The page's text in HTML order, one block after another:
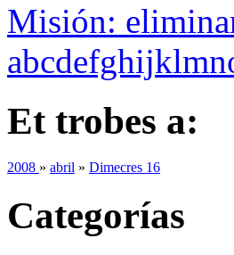
Misión:
Et trobes a:
2008 » abril » Dimecres 16
Categorías